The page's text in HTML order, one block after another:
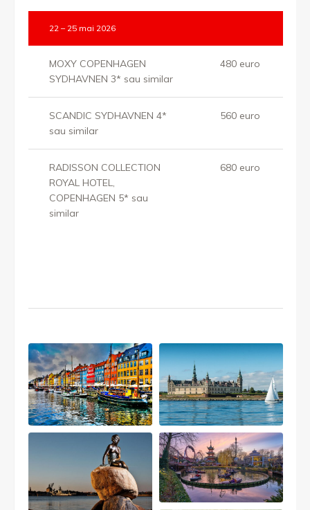
22 – 25 mai 2026
MOXY COPENHAGEN
SYDHAVNEN 3* sau similar
480 euro
SCANDIC SYDHAVNEN 4*
sau similar
560 euro
RADISSON COLLECTION
ROYAL HOTEL,
COPENHAGEN 5* sau
similar
680 euro